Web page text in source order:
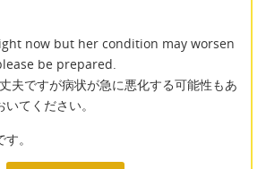
now but her condition may worsen
be prepared.
夫ですが病状が急に悪化する可能性もあ
てください。
。